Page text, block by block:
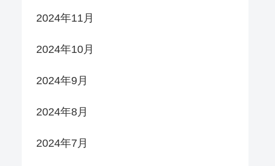
2024年11月
2024年10月
2024年9月
2024年8月
2024年7月